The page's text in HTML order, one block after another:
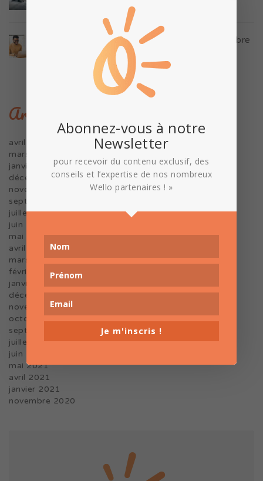
Homeworking : 5 conseils pour gérer l’équilibre
entre vie professionnelle et privée
9 janvier 2023
Archives
avril 2023
mars 2023
janvier 2023
décembre 2022
novembre 2022
septembre 2022
juillet 2022
juin 2022
mai 2022
avril 2022
mars 2022
février 2022
janvier 2022
décembre 2021
novembre 2021
octobre 2021
septembre 2021
juillet 2021
juin 2021
mai 2021
avril 2021
janvier 2021
novembre 2020
Abonnez-vous à notre
Newsletter
pour recevoir du contenu exclusif, des
conseils et l’expertise de nos nombreux
Wello partenaires ! »
Je m'inscris !